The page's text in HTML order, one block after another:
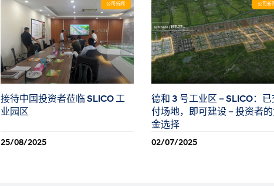
公司新闻
接待中国投资者莅临 SLICO 工
业园区
25/08/2025
公司新
德和 3 号工业区 – SLICO：已
付场地，即可建设 – 投资者
金选择
02/07/2025